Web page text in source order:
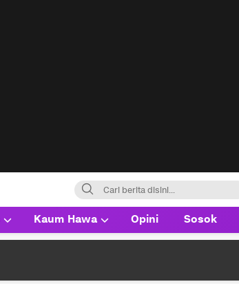
Kaum Hawa Opini Sosok